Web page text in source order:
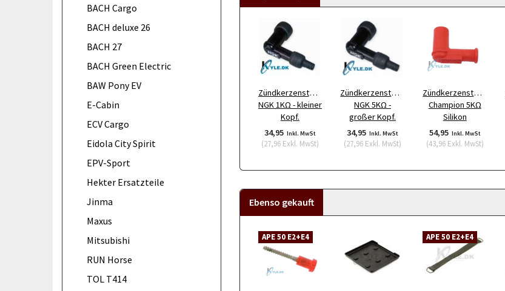
BACH Cargo
BACH deluxe 26
BACH 27
BACH Green Electric
BAW Pony EV
E-Cabin
ECV Cargo
Eidola City Spirit
EPV-Sport
Hekter Ersatzteile
Jinma
Maxus
Mitsubishi
RUN Horse
TOL T414
Zündkerzenstecker
NGK 1KΩ - kleiner
Kopf.
34,95 Inkl. MwSt
(27,96Exkl. MwSt)
Zündkerzenstecker
NGK 5KΩ -
großer Kopf.
34,95 Inkl. MwSt
(27,96Exkl. MwSt)
Zündkerzenstecker
Champion 5KΩ
Silikon
54,95 Inkl. MwSt
(43,96Exkl. MwSt)
Ebenso gekauft
APE 50 E2+E4 APE 50 E2+E4